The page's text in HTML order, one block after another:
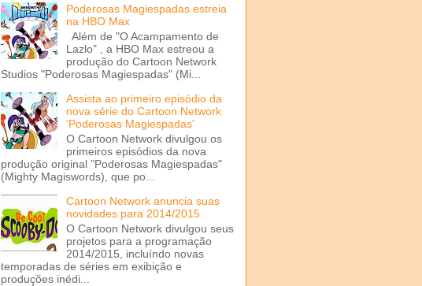
Poderosas Magiespadas estreia
na HBO Max
Além de "O Acampamento de
Lazlo" , a HBO Max estreou a
produção do Cartoon Network
Studios "Poderosas Magiespadas" (Mi...
Assista ao primeiro episódio da
nova série do Cartoon Network
'Poderosas Magiespadas'
O Cartoon Network divulgou os
primeiros episódios da nova
produção original "Poderosas Magiespadas"
(Mighty Magiswords), que po...
Cartoon Network anuncia suas
novidades para 2014/2015
O Cartoon Network divulgou seus
projetos para a programação
2014/2015, incluíndo novas
temporadas de séries em exibição e
produções inédi...